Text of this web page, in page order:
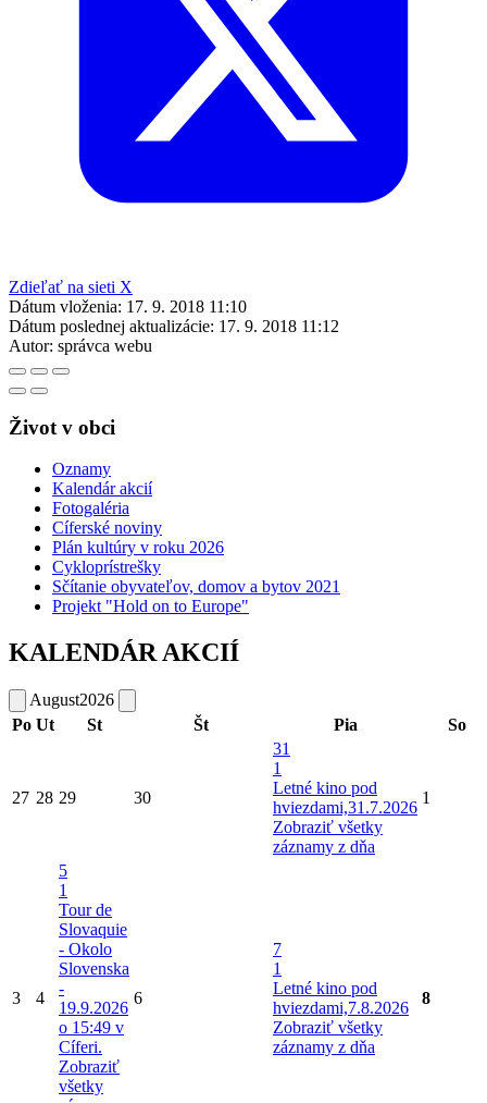
Zdieľať na sieti X
Dátum vloženia: 17. 9. 2018 11:10
Dátum poslednej aktualizácie: 17. 9. 2018 11:12
Autor: správca webu
Život v obci
Oznamy
Kalendár akcií
Fotogaléria
Cíferské noviny
Plán kultúry v roku 2026
Cykloprístrešky
Sčítanie obyvateľov, domov a bytov 2021
Projekt "Hold on to Europe"
KALENDÁR AKCIÍ
August2026
Po Ut St Št Pia So
27 28 29 30
31
1
Letné kino pod
hviezdami,31.7.2026
Zobraziť všetky
záznamy z dňa
1
3 4
5
1
Tour de
Slovaquie
- Okolo
Slovenska
-
19.9.2026
o 15:49 v
Cíferi.
Zobraziť
všetky
6
7
1
Letné kino pod
hviezdami,7.8.2026
Zobraziť všetky
záznamy z dňa
8